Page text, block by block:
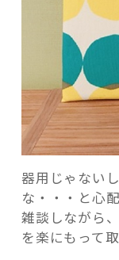
器用じゃない
な・・・と心
雑談しながら
を楽にもって